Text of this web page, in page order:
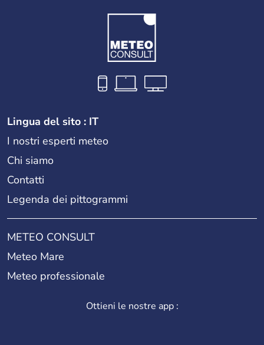
Lingua del sito : IT
I nostri esperti meteo
Chi siamo
Contatti
Legenda dei pittogrammi
METEO CONSULT
Meteo Mare
Meteo professionale
Ottieni le nostre app :